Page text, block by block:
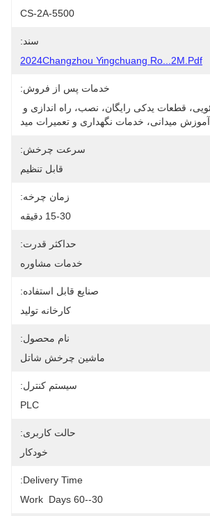
CS-2A-5500
سند:
2024Changzhou Yingchuang Ro...2M.pdf
خدمات پس از فروش:
آموزش میدانی، خدمات نگهداری و تعمیرات مید
سرعت چرخش:
قابل تنظیم
زمان چرخه:
15-30 دقیقه
حداکثر قدرت:
خدمات مشاوره
صنایع قابل استفاده:
کارخانه تولید
نام محصول:
ماشین چرخش شاتل
سیستم کنترل:
PLC
حالت کاربری:
خودکار
Delivery Time:
30--60 Work  Days